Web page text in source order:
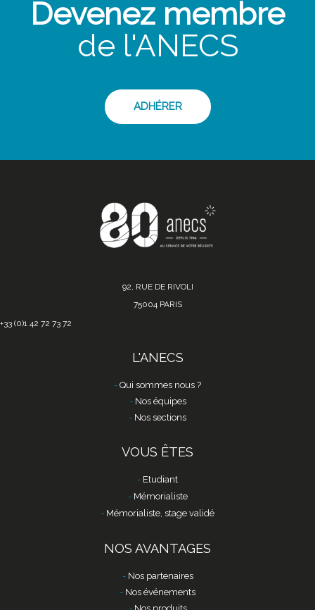
Devenez membre
de l'ANECS
ADHÉRER
92, RUE DE RIVOLI
75004 PARIS
+33 (0)1 42 72 73 72
L'ANECS
Qui sommes nous ?
Nos équipes
Nos sections
VOUS ÊTES
Etudiant
Mémorialiste
Mémorialiste, stage validé
NOS AVANTAGES
Nos partenaires
Nos événements